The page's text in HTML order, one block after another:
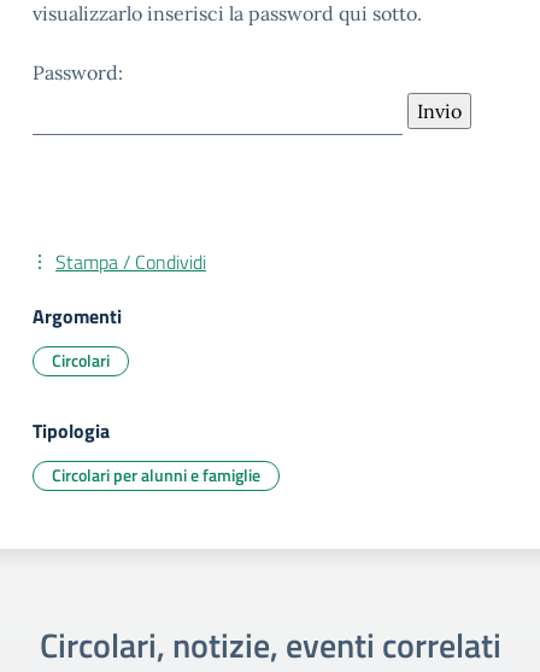
visualizzarlo inserisci la password qui sotto.
Password:
Stampa / Condividi
Argomenti
Circolari
Tipologia
Circolari per alunni e famiglie
Circolari, notizie, eventi correlati